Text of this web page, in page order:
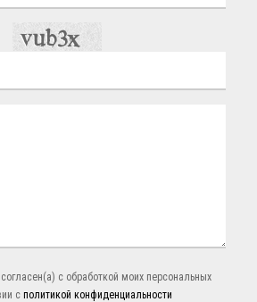
с обработкой моих персональных
с политикой конфиденциальности